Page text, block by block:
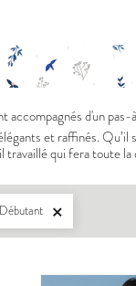
accompagnés d'un
et raffinés. Qu’il
travaillé qui fera toute
